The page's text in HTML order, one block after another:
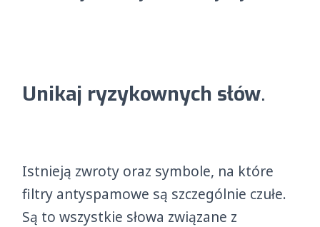
Unikaj ryzykownych słów.
Istnieją zwroty oraz symbole, na które
filtry antyspamowe są szczególnie czułe.
Są to wszystkie słowa związane z